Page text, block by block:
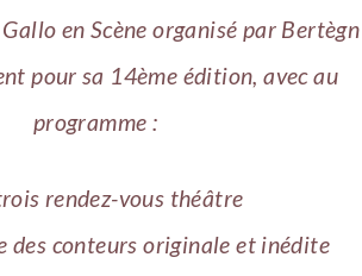
en Scène organisé par Bertègn
pour sa 14ème édition, avec au
programme :
rendez-vous théâtre
des conteurs originale et inédite